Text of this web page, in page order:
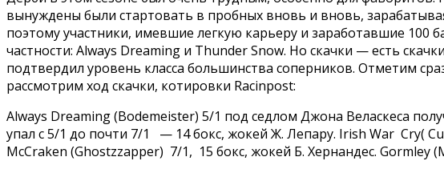
вынуждены были стартовать в пробных вновь и вновь,
поэтому участники, имевшие легкую карьеру и заработавшие
частности: Always Dreaming и Thunder Snow. Но скачки — есть
подтвердил уровень класса большинства соперников. Отметим
рассмотрим ход скачки, котировки Racinpost:
Always Dreaming (Bodemeister) 5/1 под седлом Джона Веласкеса
упал с 5/1 до почти 7/1 — 14 бокс, жокей Ж. Лепару. Irish War Cry(
McCraken (Ghostzzapper) 7/1, 15 бокс, жокей Б. Хернандес. Gormley